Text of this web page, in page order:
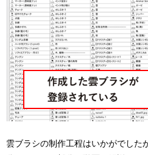
雲ブラシの制作工程はいかがでした